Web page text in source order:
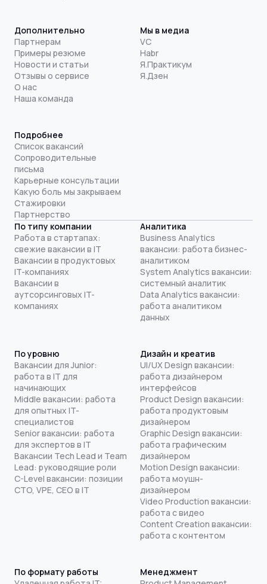
Дополнительно
Партнерам
Примеры резюме
Новости и статьи
Отзывы о сервисе
О нас
Наша команда
Мы в медиа
VC
Habr
Я.Практикум
Я.Дзен
Подробнее
Список вакансий
Сопроводительные
письма
Карьерные консультации
Какую боль мы закрываем
Стажировки
Партнерство
По типу компании
Работа в стартапах:
свежие вакансии в IT
Вакансии в продуктовых
IT-компаниях
Вакансии в
аутсорсинговых IT-
компаниях
Аналитика
Business Analytics
вакансии: работа бизнес-
аналитиком
System Analytics вакансии:
системный аналитик
Data Analytics вакансии:
работа аналитиком
данных
По уровню
Вакансии для Junior:
работа в IT для
начинающих
Middle вакансии: работа
для опытных IT-
специалистов
Senior вакансии: работа
для экспертов в IT
Вакансии Tech Lead и Team
Lead: руководящие роли
C-Level вакансии: позиции
CTO, VPE, CEO в IT
Дизайн и креатив
UI/UX Design вакансии:
работа дизайнером
интерфейсов
Product Design вакансии:
работа продуктовым
дизайнером
Graphic Design вакансии:
работа графическим
дизайнером
Motion Design вакансии:
работа моушн-
дизайнером
Video Production вакансии:
работа с видео
Content Creation вакансии:
работа с контентом
По формату работы
Менеджмент